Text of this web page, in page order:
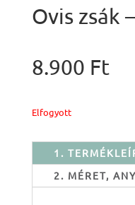
Ovis zsák
8.900 Ft
Elfogyott
1.
2. MÉRET,